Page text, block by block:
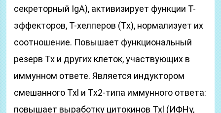
секреторный IgA), активизирует функции Т-
эффекторов, Т-хелперов (Тх), нормализует их
соотношение. Повышает функциональный
резерв Тх и других клеток, участвующих в
иммунном ответе. Является индуктором
смешанного Txl и Тх2-типа иммунного ответа:
повышает выработку цитокинов Txl (ИФНγ,